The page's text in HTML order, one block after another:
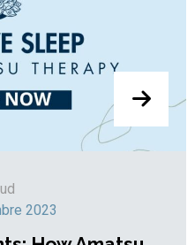
2023